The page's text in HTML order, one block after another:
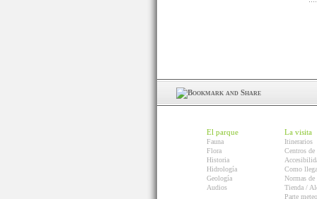
El parque
Fauna
Flora
Historia
Hidrología
Geología
Audios
La visita
Itinerarios
Centros de
Como
Normas
Tienda /
Parte